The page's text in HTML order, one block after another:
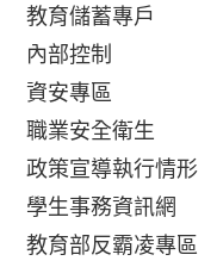
教育儲蓄專戶
內部控制
資安專區
職業安全衛生
政策宣導執行情形
學生事務資訊網
教育部反霸凌專區